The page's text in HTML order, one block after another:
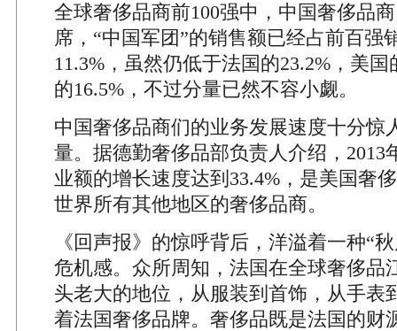
全球奢侈品商前100强中，中国奢侈品
席，“中国军团”的销售额已经占前百强
11.3%，虽然仍低于法国的23.2%，美国
的16.5%，不过分量已然不容小觑。
中国奢侈品商们的业务发展速度十分惊
量。据德勤奢侈品部负责人介绍，2013
业额的增长速度达到33.4%，是美国奢
世界所有其他地区的奢侈品商。
《回声报》的惊呼背后，洋溢着一种“
危机感。众所周知，法国在全球奢侈品
头老大的地位，从服装到首饰，从手表
着法国奢侈品牌。奢侈品既是法国的财